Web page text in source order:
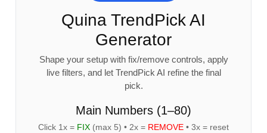
Quina TrendPick AI
Generator
Shape your setup with fix/remove controls, apply
live filters, and let TrendPick AI refine the final
pick.
Main Numbers (1–80)
Click 1x = FIX (max 5) • 2x = REMOVE • 3x = reset